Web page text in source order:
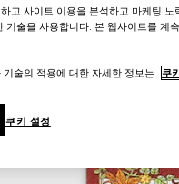
고 사이트 이용을 분석하고 마케팅
기술을 사용합니다. 본 웹사이트를 계
술의 적용에 대한 자세한 정보는 쿠
쿠키 설정